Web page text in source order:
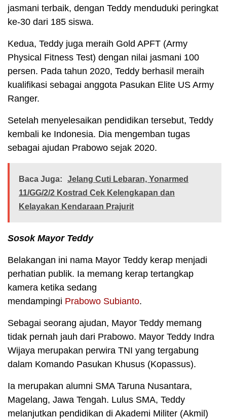
jasmani terbaik, dengan Teddy menduduki peringkat
ke-30 dari 185 siswa.
Kedua, Teddy juga meraih Gold APFT (Army
Physical Fitness Test) dengan nilai jasmani 100
persen. Pada tahun 2020, Teddy berhasil meraih
kualifikasi sebagai anggota Pasukan Elite US Army
Ranger.
Setelah menyelesaikan pendidikan tersebut, Teddy
kembali ke Indonesia. Dia mengemban tugas
sebagai ajudan Prabowo sejak 2020.
Baca Juga:
Jelang Cuti Lebaran, Yonarmed
11/GG/2/2 Kostrad Cek Kelengkapan dan
Kelayakan Kendaraan Prajurit
Sosok Mayor Teddy
Belakangan ini nama Mayor Teddy kerap menjadi
perhatian publik. Ia memang kerap tertangkap
kamera ketika sedang
mendampingi Prabowo Subianto.
Sebagai seorang ajudan, Mayor Teddy memang
tidak pernah jauh dari Prabowo. Mayor Teddy Indra
Wijaya merupakan perwira TNI yang tergabung
dalam Komando Pasukan Khusus (Kopassus).
Ia merupakan alumni SMA Taruna Nusantara,
Magelang, Jawa Tengah. Lulus SMA, Teddy
melanjutkan pendidikan di Akademi Militer (Akmil)